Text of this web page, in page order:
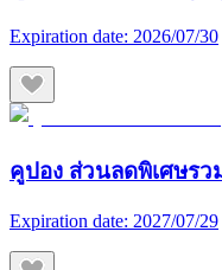
Expiration date: 2026/07/30
คูปอง ส่วนลดพิเศษรว
Expiration date: 2027/07/29